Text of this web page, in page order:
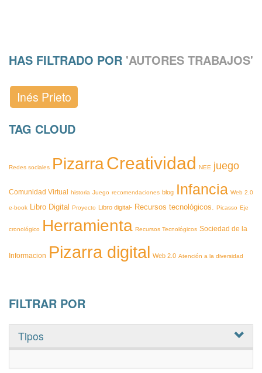
HAS FILTRADO POR 'AUTORES TRABAJOS'
Inés Prieto
TAG CLOUD
Redes sociales PizarraCreatividad NEE juego
Comunidad Virtual historia Juego recomendaciones blog Infancia Web 2.0
e-book Libro Digital Proyecto Libro digital- Recursos tecnológicos. Picasso Eje
cronológico Herramienta Recursos Tecnológicos Sociedad de la
Informacion Pizarra digital Web 2.0 Atención a la diversidad
FILTRAR POR
Tipos